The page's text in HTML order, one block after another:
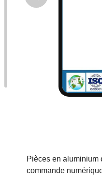
Pièces en aluminium
commande